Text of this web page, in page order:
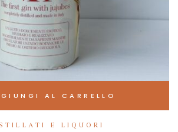
AL CARRELLO
E LIQUORI